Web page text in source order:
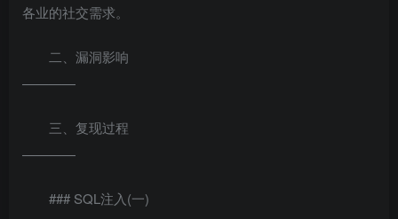
各业的社交需求。
二、漏洞影响
————
三、复现过程
————
### SQL注入(一)